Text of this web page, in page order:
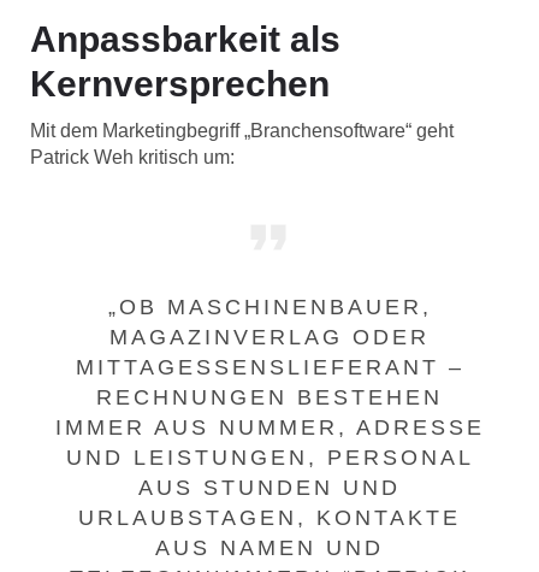
Anpassbarkeit als
Kernversprechen
Mit dem Marketingbegriff „Branchensoftware“ geht
Patrick Weh kritisch um:
„OB MASCHINENBAUER,
MAGAZINVERLAG ODER
MITTAGESSENSLIEFERANT –
RECHNUNGEN BESTEHEN
IMMER AUS NUMMER, ADRESSE
UND LEISTUNGEN, PERSONAL
AUS STUNDEN UND
URLAUBSTAGEN, KONTAKTE
AUS NAMEN UND